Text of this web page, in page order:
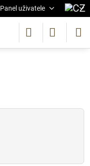
Panel uživatele